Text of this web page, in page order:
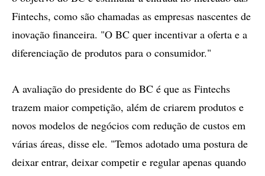
Fintechs, como são chamadas as empresas nascentes de
inovação financeira. "O BC quer incentivar a oferta e a
diferenciação de produtos para o consumidor."
A avaliação do presidente do BC é que as Fintechs
trazem maior competição, além de criarem produtos e
novos modelos de negócios com redução de custos em
várias áreas, disse ele. "Temos adotado uma postura de
deixar entrar, deixar competir e regular apenas quando